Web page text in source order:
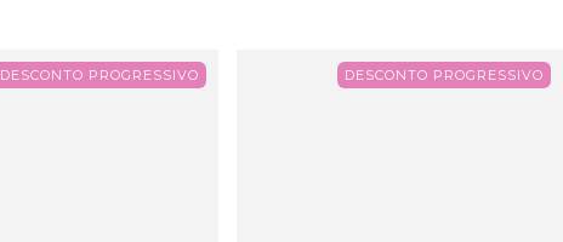
DESCONTO PROGRESSIVO DESCONTO PROGRESSIVO